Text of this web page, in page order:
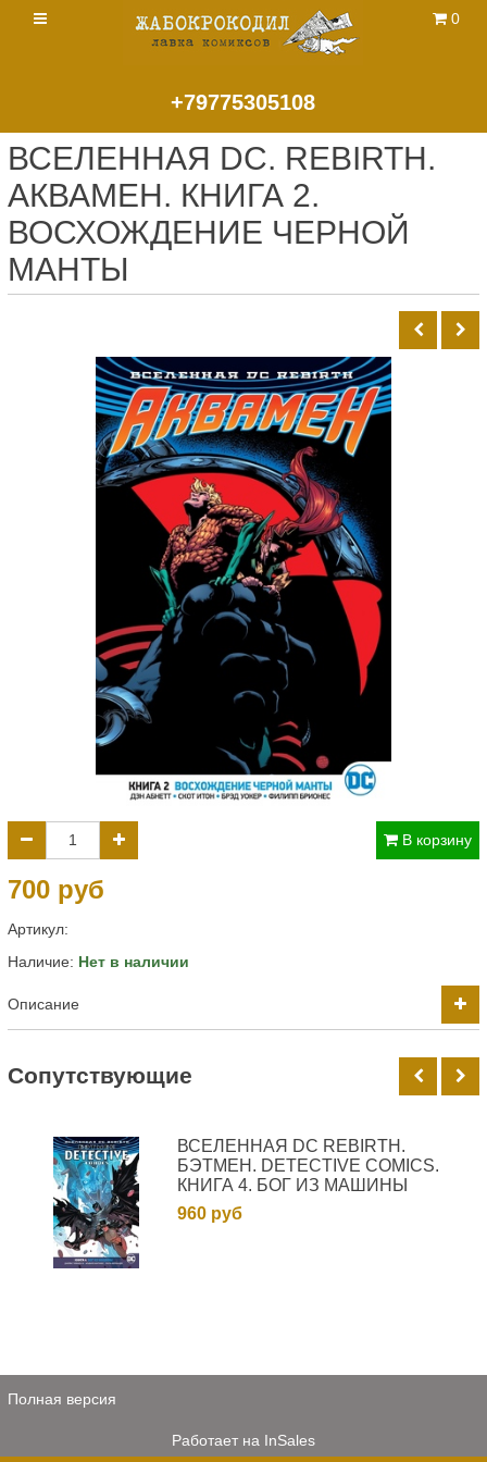
+79775305108
0
ВСЕЛЕННАЯ DC. REBIRTH.
АКВАМЕН. КНИГА 2.
ВОСХОЖДЕНИЕ ЧЕРНОЙ
МАНТЫ
В корзину
700 руб
Артикул:
Наличие: Нет в наличии
Описание
Cопутствующие
ВСЕЛЕННАЯ DC REBIRTH.
БЭТМЕН. DETECTIVE COMICS.
КНИГА 4. БОГ ИЗ МАШИНЫ
960 руб
Полная версия
Работает на InSales